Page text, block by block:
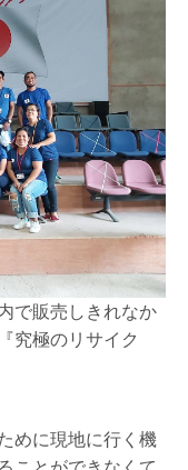
で販売しきれなか
究極のリサイク
めに現地に行く機